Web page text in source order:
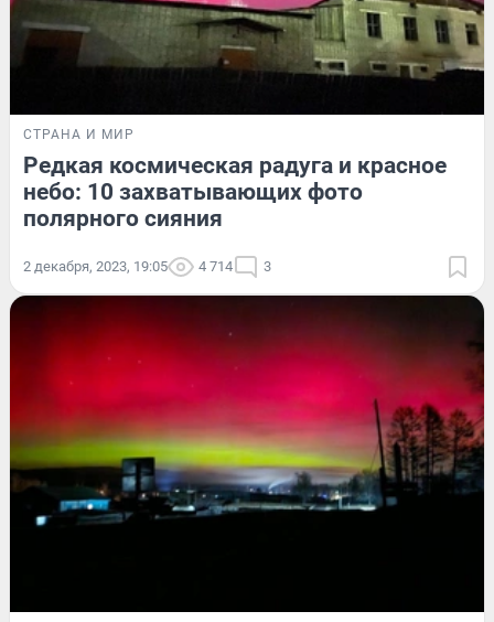
СТРАНА И МИР
Редкая космическая радуга и красное
небо: 10 захватывающих фото
полярного сияния
2 декабря, 2023, 19:05 4 714 3